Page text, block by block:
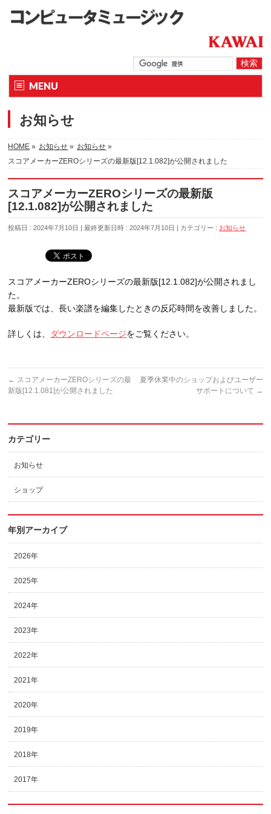
MENU
お知らせ
HOME » お知らせ » お知らせ »
スコアメーカーZEROシリーズの最新版[12.1.082]が公開されました
スコアメーカーZEROシリーズの最新版
[12.1.082]が公開されました
投稿日 : 2024年7月10日 最終更新日時 : 2024年7月10日 カテゴリー : お知らせ
スコアメーカーZEROシリーズの最新版[12.1.082]が公開されまし
た。
最新版では、長い楽譜を編集したときの反応時間を改善しました。
詳しくは、 ダウンロードページをご覧ください。
← スコアメーカーZEROシリーズの最
新版[12.1.081]が公開されました
夏季休業中のショップおよびユーザー
サポートについて →
カテゴリー
お知らせ
ショップ
年別アーカイブ
2026年
2025年
2024年
2023年
2022年
2021年
2020年
2019年
2018年
2017年